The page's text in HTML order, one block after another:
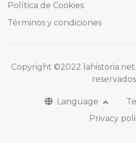
Política de Cookies
Términos y condiciones
Copyright ©2022 lahistoria.net
reservados
Language
Privacy